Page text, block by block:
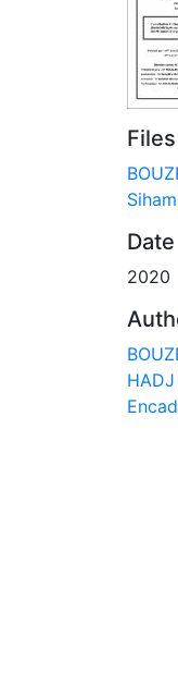
Files
Date
2020